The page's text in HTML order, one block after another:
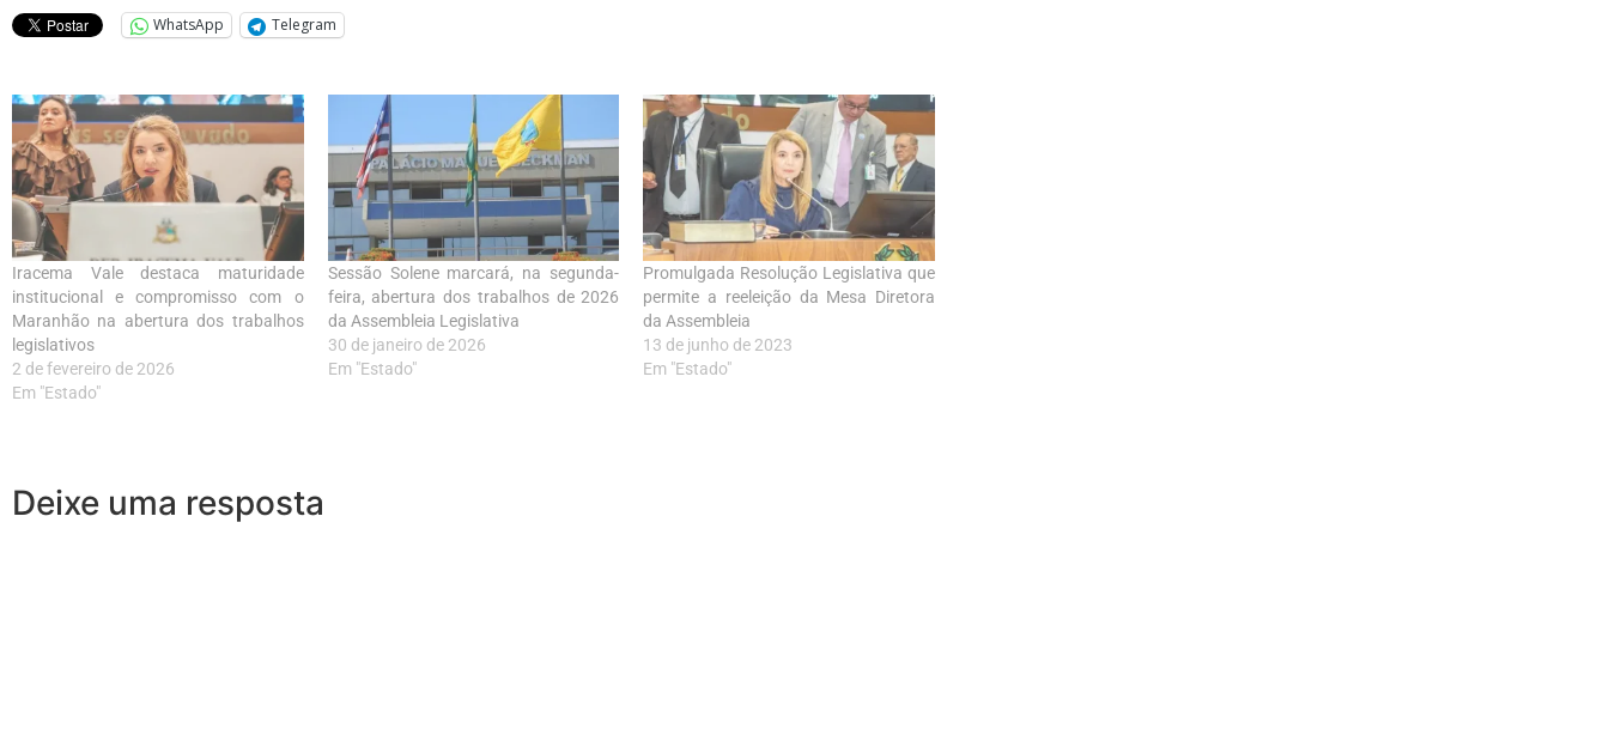
WhatsApp Telegram
Iracema Vale destaca maturidade
institucional e compromisso com o
Maranhão na abertura dos trabalhos
legislativos
2 de fevereiro de 2026
Em "Estado"
Sessão Solene marcará, na segunda-
feira, abertura dos trabalhos de 2026
da Assembleia Legislativa
30 de janeiro de 2026
Em "Estado"
Promulgada Resolução Legislativa que
permite a reeleição da Mesa Diretora
da Assembleia
13 de junho de 2023
Em "Estado"
Deixe uma resposta